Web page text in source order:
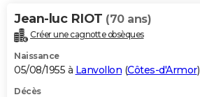
Bricolage
Lifestyle
Culture
Sport
Auto
Television
Voyage
Cinema
Jean-luc RIOT (70 ans)
Créer une cagnotte obsèques
Naissance
05/08/1955 à Lanvollon (Côtes-d'Armor)
Décès